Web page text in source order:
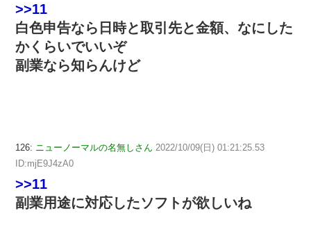
>>11
白色申告なら日時と取引先と金額、なにした
かくらいでいいぞ
副業なら知らんけど
126: ニューノーマルの名無しさん 2022/10/09(日) 01:21:25.53
ID:mjE9J4zA0
>>11
副業用途に対応したソフトが欲しいね